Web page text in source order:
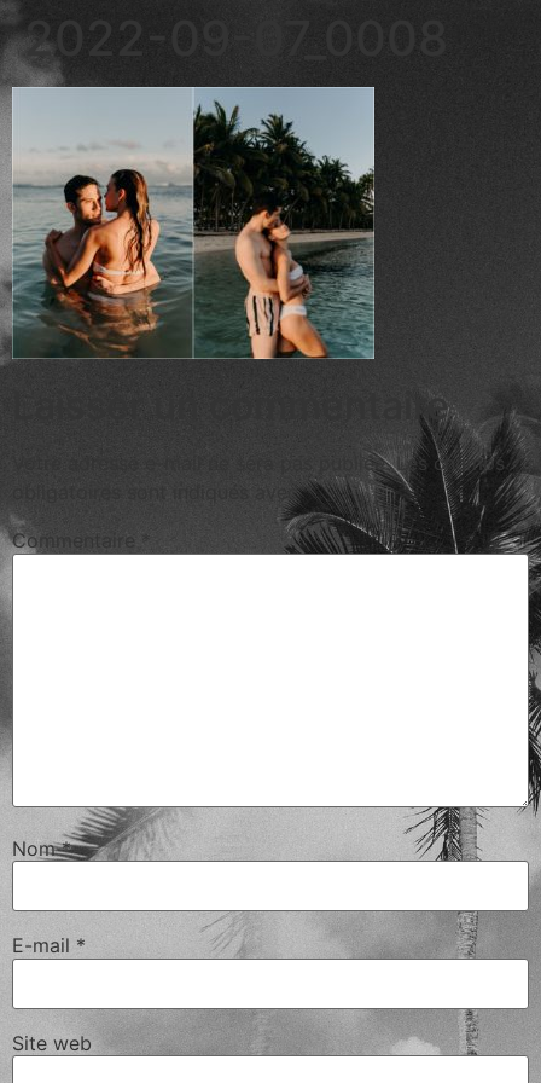
2022-09-07_0008
Laisser un commentaire
Votre adresse e-mail ne sera pas publiée. Les champs
obligatoires sont indiqués avec*
Commentaire *
Nom*
E-mail *
Site web